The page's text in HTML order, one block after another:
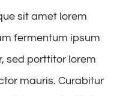
sit amet lorem
fermentum ipsum
sed porttitor lorem
mauris. Curabitur